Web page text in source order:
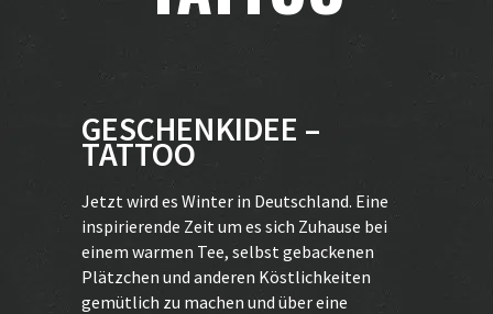
GESCHENKIDEE –
TATTOO
Jetzt wird es Winter in Deutschland. Eine
inspirierende Zeit um es sich Zuhause bei
einem warmen Tee, selbst gebackenen
Plätzchen und anderen Köstlichkeiten
gemütlich zu machen und über eine